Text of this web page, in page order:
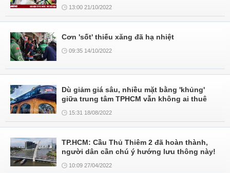
13:00 21/10/2022
Cơn 'sốt' thiếu xăng đã hạ nhiệt
09:35 14/10/2022
Dù giảm giá sâu, nhiều mặt bằng 'khủng'
giữa trung tâm TPHCM vẫn không ai thuê
15:31 18/08/2022
TP.HCM: Cầu Thủ Thiêm 2 đã hoàn thành,
người dân cần chú ý hướng lưu thông này!
10:09 27/04/2022